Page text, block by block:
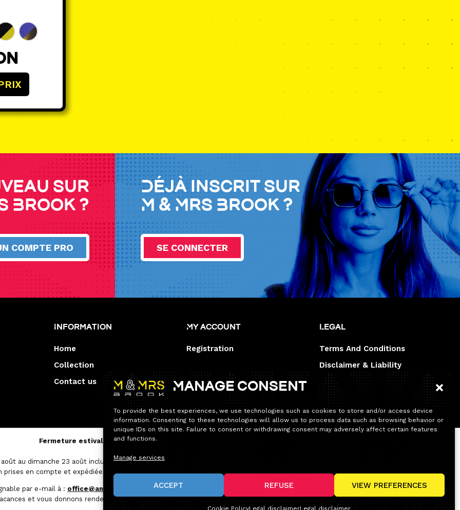
Manage consent
To provide the best experiences, we use technologies such as cookies to store and/or access device
information. Consenting to these technologies will allow us to process data such as browsing behavior or
unique IDs on this site. Failure to consent or withdrawing consent may adversely affect certain features
and functions.
Manage services
ACCEPT REFUSE VIEW PREFERENCES
Cookie PolicyLegal disclaimerLegal disclaimer
sur
Brook ?
COMPTE PRO
Déjà inscrit sur
M & Mrs Brook ?
SE CONNECTER
Information
Home
Collection
Contact us
My account
Registration
Legal
Terms And Conditions
Disclaimer & Liability
Legal disclaimer
© Andybrook 2025 -All rights reserved
Fermeture estivale — Service après-vente
au dimanche 23 août inclus.
en compte et expédiées avec un délai un peu plus long que d’habitude. Seule la permanence téléphonique sera
par e-mail à : office@andybrook.fr
et vous donnons rendez-vous à notre retour, en pleine forme, pour découvrir toutes nos nouveautés !